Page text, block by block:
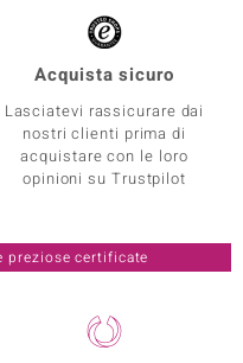
Acquista sicuro
Lasciatevi rassicurare dai
nostri clienti prima di
acquistare con le loro
opinioni su Trustpilot
preziose certificate